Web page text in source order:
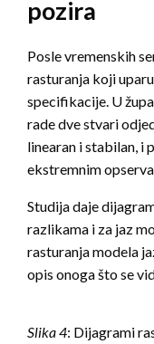
pozira
Posle vremenskih
rasturanja koji
specifikacije. U
rade dve stvari
linearan i stabilan, i
ekstremnim
Studija daje
razlikama i za jaz
rasturanja modela
opis onoga što se
Slika 4: Dijagrami